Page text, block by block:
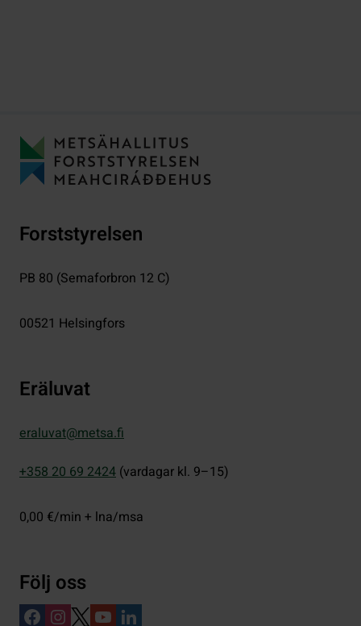
Forststyrelsen
PB 80 (Semaforbron 12 C)
00521 Helsingfors
Eräluvat
eraluvat@metsa.fi
+358 20 69 2424 (vardagar kl. 9–15)
0,00 €/min + lna/msa
Följ oss